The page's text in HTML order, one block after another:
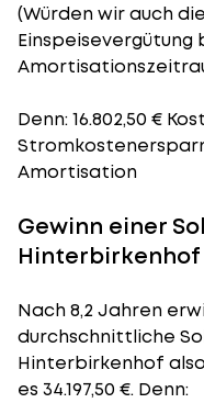
(Würden wir auch
Denn: 16.802,50 €
Amortisation
Gewinn einer
Hinterbirkenhof
Nach 8,2 Jahren
durchschnittliche
Hinterbirkenhof
es 34.197,50 €. Denn: